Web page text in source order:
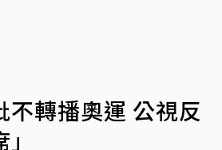
不轉播奧運 公視反